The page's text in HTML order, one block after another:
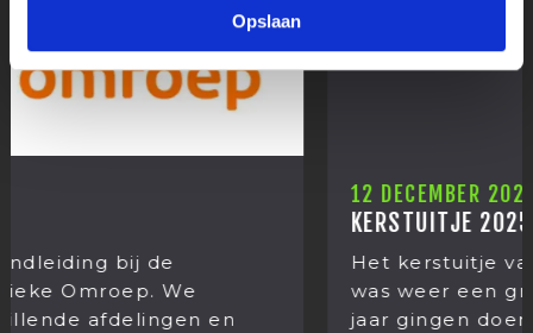
Opslaan
en
Het kerstuitje van Mediastages
was weer een grote verrassing wat
jaar gingen doen! Op donderdag 11